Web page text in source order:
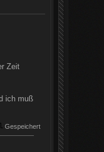
Zeit
ich muß
Gespeichert